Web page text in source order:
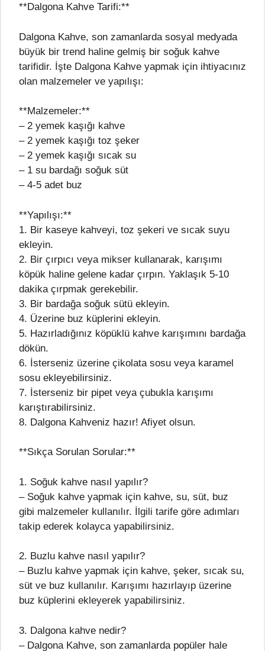
**Dalgona Kahve Tarifi:**
Dalgona Kahve, son zamanlarda sosyal medyada
büyük bir trend haline gelmiş bir soğuk kahve
tarifidir. İşte Dalgona Kahve yapmak için ihtiyacınız
olan malzemeler ve yapılışı:
**Malzemeler:**
– 2 yemek kaşığı kahve
– 2 yemek kaşığı toz şeker
– 2 yemek kaşığı sıcak su
– 1 su bardağı soğuk süt
– 4-5 adet buz
**Yapılışı:**
1. Bir kaseye kahveyi, toz şekeri ve sıcak suyu
ekleyin.
2. Bir çırpıcı veya mikser kullanarak, karışımı
köpük haline gelene kadar çırpın. Yaklaşık 5-10
dakika çırpmak gerekebilir.
3. Bir bardağa soğuk sütü ekleyin.
4. Üzerine buz küplerini ekleyin.
5. Hazırladığınız köpüklü kahve karışımını bardağa
dökün.
6. İsterseniz üzerine çikolata sosu veya karamel
sosu ekleyebilirsiniz.
7. İsterseniz bir pipet veya çubukla karışımı
karıştırabilirsiniz.
8. Dalgona Kahveniz hazır! Afiyet olsun.
**Sıkça Sorulan Sorular:**
1. Soğuk kahve nasıl yapılır?
– Soğuk kahve yapmak için kahve, su, süt, buz
gibi malzemeler kullanılır. İlgili tarife göre adımları
takip ederek kolayca yapabilirsiniz.
2. Buzlu kahve nasıl yapılır?
– Buzlu kahve yapmak için kahve, şeker, sıcak su,
süt ve buz kullanılır. Karışımı hazırlayıp üzerine
buz küplerini ekleyerek yapabilirsiniz.
3. Dalgona kahve nedir?
– Dalgona Kahve, son zamanlarda popüler hale